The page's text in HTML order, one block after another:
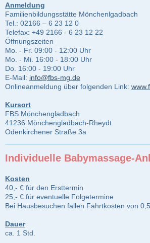
Anmeldung
Familienbildungsstätte Mönchenlgadbach
Tel.: 02166 – 6 23 12 0
Telefax: +49 2166 - 6 23 12 22
Öffnungszeiten
Mo. - Fr. 09:00 - 12:00 Uhr
Mo. - Mi. 16:00 - 18:00 Uhr
Do. 16:00 - 19:00 Uhr
E-Mail: info@fbs-mg.de
Onlineanmeldung über folgenden Link:
Kursort
FBS Mönchengladbach
41236 Mönchengladbach-Rheydt
Odenkirchener Straße 3a
Individuelle Babymassage-
Kosten
40,- € für den Ersttermin
25,- € für eventuelle Folgetermine
Bei Hausbesuchen fallen Fahrtkosten von
Dauer
ca. 1 Std.